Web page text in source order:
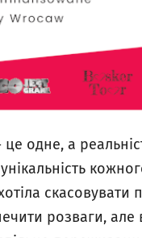
одне, а
унікальність
розваги, але